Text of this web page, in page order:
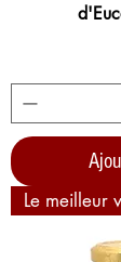
Le meilleur